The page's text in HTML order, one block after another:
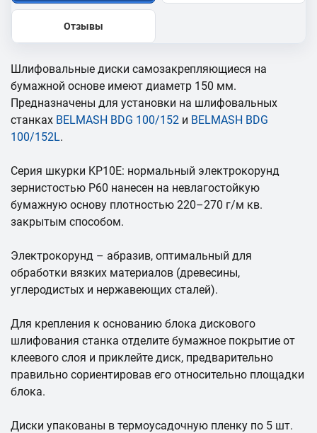
Отзывы
Шлифовальные диски самозакрепляющиеся на
бумажной основе имеют диаметр 150 мм.
Предназначены для установки на шлифовальных
станках BELMASH BDG 100/152 и BELMASH BDG
100/152L.
Серия шкурки KP10E: нормальный электрокорунд
зернистостью Р60 нанесен на невлагостойкую
бумажную основу плотностью 220–270 г/м кв.
закрытым способом.
Электрокорунд – абразив, оптимальный для
обработки вязких материалов (древесины,
углеродистых и нержавеющих сталей).
Для крепления к основанию блока дискового
шлифования станка отделите бумажное покрытие от
клеевого слоя и приклейте диск, предварительно
правильно сориентировав его относительно площадки
блока.
Диски упакованы в термоусадочную пленку по 5 шт.